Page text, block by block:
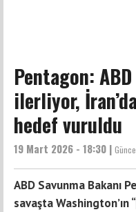
Pentagon:
ilerliyor,
hedef vuruldu
19 Mart 2026 - 18:30 |
ABD Savunma Bakanı
savaşta